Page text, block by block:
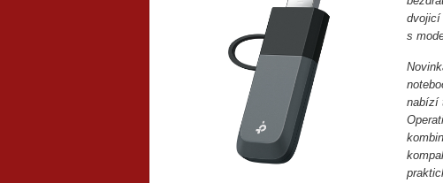
dvojicí
s
nabízí